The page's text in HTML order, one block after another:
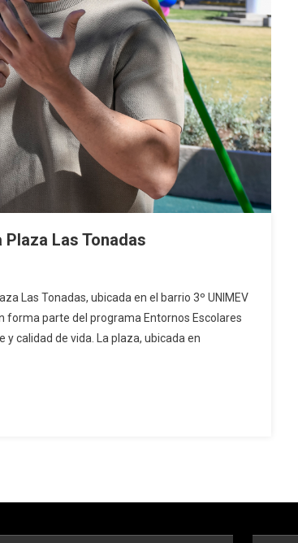
Las Tonadas
Las Tonadas, ubicada en el barrio 3º UNIMEV
forma parte del programa Entornos Escolares
calidad de vida. La plaza, ubicada en